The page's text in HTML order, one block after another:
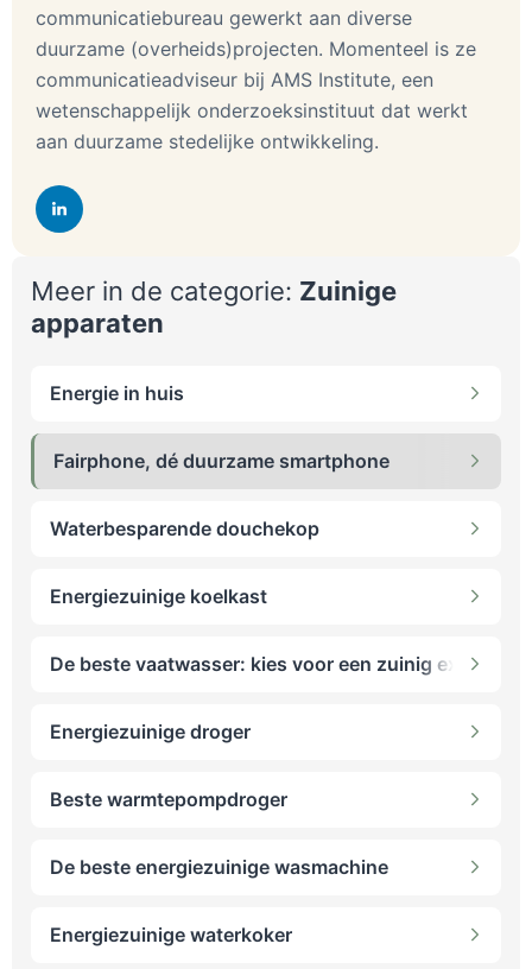
communicatiebureau gewerkt aan diverse
duurzame (overheids)projecten. Momenteel is ze
communicatieadviseur bij AMS Institute, een
wetenschappelijk onderzoeksinstituut dat werkt
aan duurzame stedelijke ontwikkeling.
Meer in de categorie: Zuinige
apparaten
Energie in huis
Fairphone, dé duurzame smartphone
Waterbesparende douchekop
Energiezuinige koelkast
De beste vaatwasser: kies voor een zuinig exemplaar
Energiezuinige droger
Beste warmtepompdroger
De beste energiezuinige wasmachine
Energiezuinige waterkoker